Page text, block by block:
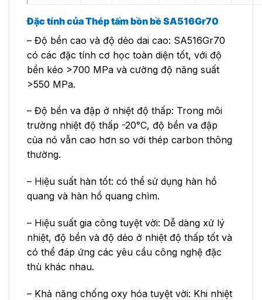
Đặc tính của Thép tấm bồn bề SA516Gr70
– Độ bền cao và độ dẻo dai cao: SA516Gr70
có các đặc tính cơ học toàn diện tốt, với độ
bền kéo >700 MPa và cường độ năng suất
>550 MPa.
– Độ bền va đập ở nhiệt độ thấp: Trong môi
trường nhiệt độ thấp -20°C, độ bền va đập
của nó vẫn cao hơn so với thép carbon thông
thường.
– Hiệu suất hàn tốt: có thể sử dụng hàn hồ
quang và hàn hồ quang chìm.
– Hiệu suất gia công tuyệt vời: Dễ dàng xử lý
nhiệt, độ bền và độ dẻo ở nhiệt độ thấp tốt và
có thể đáp ứng các yêu cầu công nghệ đặc
thù khác nhau.
– Khả năng chống oxy hóa tuyệt vời: Khi nhiệt